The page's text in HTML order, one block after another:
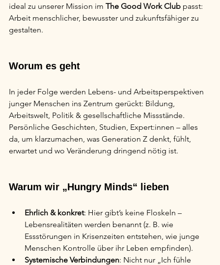
ideal zu unserer Mission im The Good Work Club passt:
Arbeit menschlicher, bewusster und zukunftsfähiger zu
gestalten.
Worum es geht
In jeder Folge werden Lebens- und Arbeitsperspektiven
junger Menschen ins Zentrum gerückt: Bildung,
Arbeitswelt, Politik & gesellschaftliche Missstände.
Persönliche Geschichten, Studien, Expert:innen – alles
da, um klarzumachen, was Generation Z denkt, fühlt,
erwartet und wo Veränderung dringend nötig ist.
Warum wir „Hungry Minds“ lieben
Ehrlich & konkret: Hier gibt’s keine Floskeln –
Lebensrealitäten werden benannt (z. B. wie
Essstörungen in Krisenzeiten entstehen, wie junge
Menschen Kontrolle über ihr Leben empfinden).
Systemische Verbindungen: Nicht nur „Ich fühle